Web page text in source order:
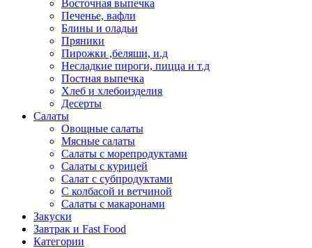
Восточная выпечка
Печенье, вафли
Блины и оладьи
Пряники
Пирожки ,беляши, и.д
Несладкие пироги, пицца и т.д
Постная выпечка
Хлеб и хлебоизделия
Десерты
Салаты
Овощные салаты
Мясные салаты
Салаты с морепродуктами
Салаты с курицей
Салат с субпродуктами
С колбасой и ветчиной
Салаты с макаронами
Закуски
Завтрак и Fast Food
Категории